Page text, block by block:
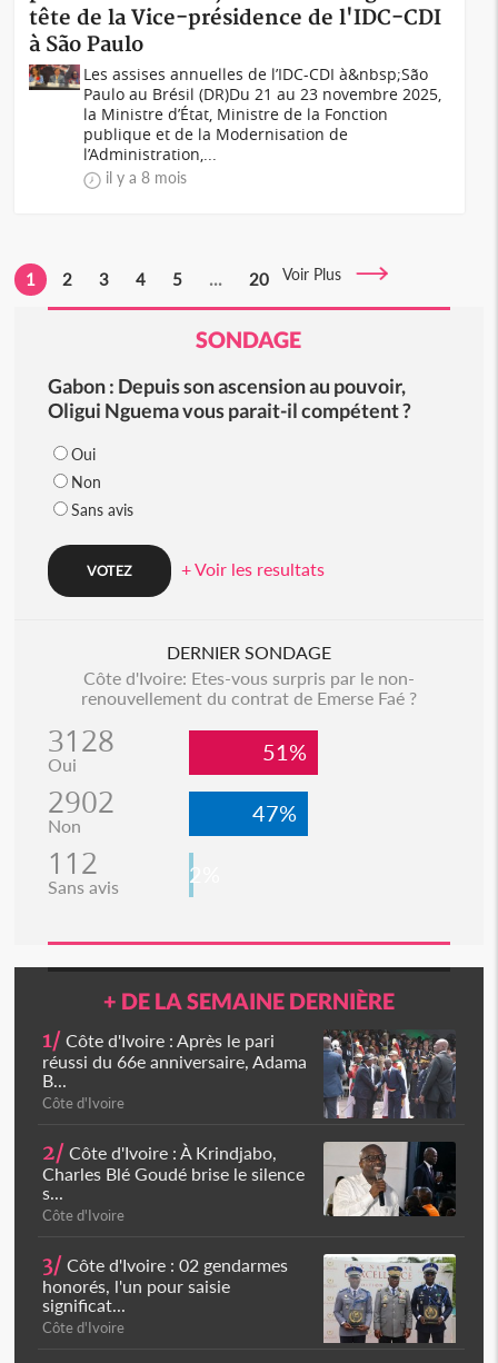
tête de la Vice-présidence de l'IDC-CDI
à São Paulo
Les assises annuelles de l’IDC-CDI à&nbsp;São
Paulo au Brésil (DR)Du 21 au 23 novembre 2025,
la Ministre d’État, Ministre de la Fonction
publique et de la Modernisation de
l’Administration,...
il y a 8 mois
1 2 3 4 5 ... 20 Voir Plus
SONDAGE
Gabon : Depuis son ascension au pouvoir,
Oligui Nguema vous parait-il compétent ?
Oui
Non
Sans avis
+ Voir les resultats
DERNIER SONDAGE
Côte d'Ivoire: Etes-vous surpris par le non-
renouvellement du contrat de Emerse Faé ?
3128
Oui 51%
2902
Non 47%
112
Sans avis 2%
+ DE LA SEMAINE DERNIÈRE
1/ Côte d'Ivoire : Après le pari
réussi du 66e anniversaire, Adama
B...
Côte d'Ivoire
2/ Côte d'Ivoire : À Krindjabo,
Charles Blé Goudé brise le silence
s...
Côte d'Ivoire
3/ Côte d'Ivoire : 02 gendarmes
honorés, l'un pour saisie
significat...
Côte d'Ivoire